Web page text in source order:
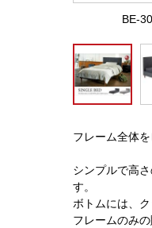
BE-
フレーム全体
シンプルで高
す。
ボトムには、
フレームのみ